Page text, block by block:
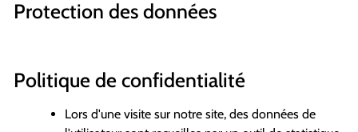
Protection des données
Politique de confidentialité
Lors d'une visite sur notre site, des données de